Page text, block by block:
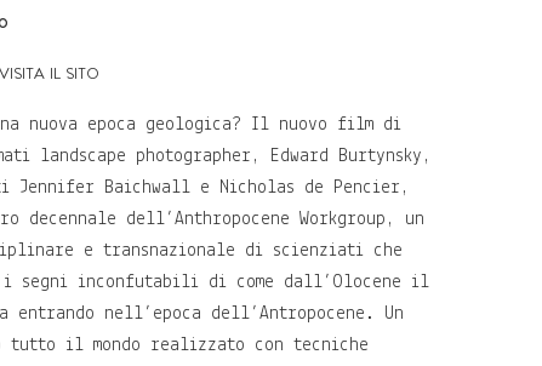
visita il sito
nuova epoca geologica? Il nuovo film di
landscape photographer, Edward Burtynsky,
Jennifer Baichwall e Nicholas de Pencier,
dell’Anthropocene Workgroup, un
e transnazionale di scienziati che
i segni inconfutabili di come dall’Olocene il
entrando nell’epoca dell’Antropocene. Un
tutto il mondo realizzato con tecniche